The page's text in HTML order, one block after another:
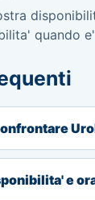
quando
e